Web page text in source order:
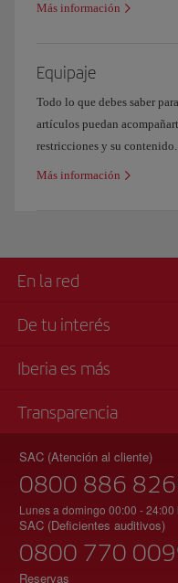
Más información
Equipaje
Todo lo que debes saber
artículos puedan
restricciones y su contenido.
Más información
En la red
De tu interés
Iberia es más
Transparencia
SAC (Atención al cliente)
0800 886
Lunes a domingo 00:00 - 24:00
SAC (Deficientes auditivos)
0800 770
Reservas